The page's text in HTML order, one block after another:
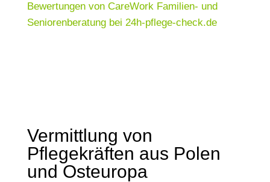
Bewertungen von CareWork Familien- und
Seniorenberatung bei 24h-pflege-check.de
Vermittlung von
Pflegekräften aus Polen
und Osteuropa